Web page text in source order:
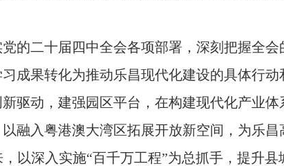
二十届四中全会各项部署，深刻把握全会
成果转化为推动乐昌现代化建设的具体行
驱动，建强园区平台，在构建现代化产业
融入粤港澳大湾区拓展开放新空间，为乐
以深入实施“百千万工程”为总抓手，提升